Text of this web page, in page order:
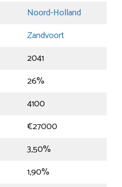
Noord-Holland
Zandvoort
2041
26%
4100
€27000
3,50%
1,90%